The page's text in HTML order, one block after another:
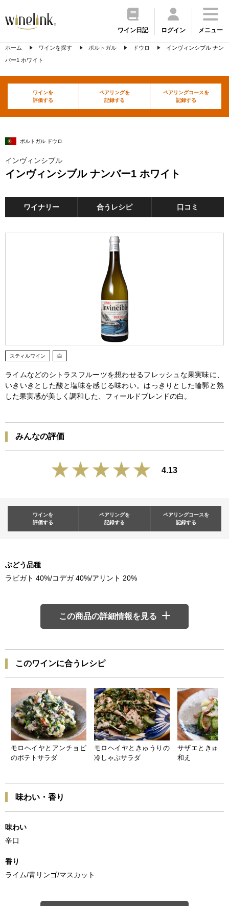
ワイン日記 ログイン メニュー
ホーム ワインを探す ポルトガル ドウロ
インヴィンシブル ナン
バー1 ホワイト
ワインを
評価する
ペアリングを
記録する
ペアリングコースを
記録する
ポルトガル ドウロ
インヴィンシブル
インヴィンシブル ナンバー1 ホワイト
ワイナリー 合うレシピ 口コミ
スティルワイン 白
ライムなどのシトラスフルーツを想わせるフレッシュな果実味に、
いきいきとした酸と塩味を感じる味わい。はっきりとした輪郭と熟
した果実感が美しく調和した、フィールドブレンドの白。
みんなの評価
4.13
ワインを
評価する
ペアリングを
記録する
ペアリングコースを
記録する
ぶどう品種
ラビガト 40%/コデガ 40%/アリント 20%
この商品の詳細情報を見る
このワインに合うレシピ
モロヘイヤとアンチョビ
のポテトサラダ
モロヘイヤときゅうりの
冷しゃぶサラダ
サザエときゅう
和え
味わい・香り
味わい
辛口
香り
ライム/青リンゴ/マスカット